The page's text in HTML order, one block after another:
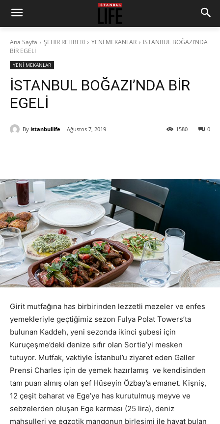
Ana Sayfa ŞEHİR REHBERİ YENİ MEKANLAR
İSTANBUL BOĞAZI’NDA
BİR EGELİ
YENİ MEKANLAR
İSTANBUL BOĞAZI’NDA BİR
EGELİ
By istanbullife Ağustos 7, 2019 0
1580
Girit mutfağına has birbirinden lezzetli mezeler ve enfes
yemekleriyle geçtiğimiz sezon Fulya Polat Towers’ta
bulunan Kaddeh, yeni sezonda ikinci şubesi için
Kuruçeşme’deki denize sıfır olan Sortie’yi mesken
tutuyor. Mutfak, vaktiyle İstanbul’u ziyaret eden Galler
Prensi Charles için de yemek hazırlamış ve kendisinden
tam puan almış olan şef Hüseyin Özbay’a emanet. Kişniş,
12 çeşit baharat ve Ege’ye has kurutulmuş meyve ve
sebzelerden oluşan Ege karması (25 lira), deniz
mahsulleri ve egzotik mangonun birleşimi ile hayat bulan